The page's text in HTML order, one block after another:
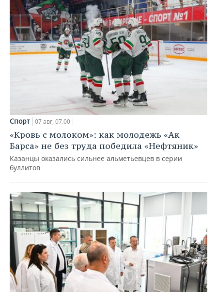
Спорт 07 авг, 07:00
«Кровь с молоком»: как молодежь «Ак
Барса» не без труда победила «Нефтяник»
Казанцы оказались сильнее альметьевцев в серии
буллитов